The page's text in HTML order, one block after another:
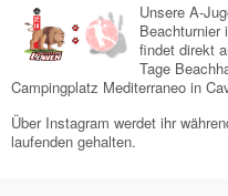
Unsere A-
Beachturnier
findet direkt
Tage
Campingplatz Mediterraneo in
Über Instagram werdet ihr
laufenden gehalten.